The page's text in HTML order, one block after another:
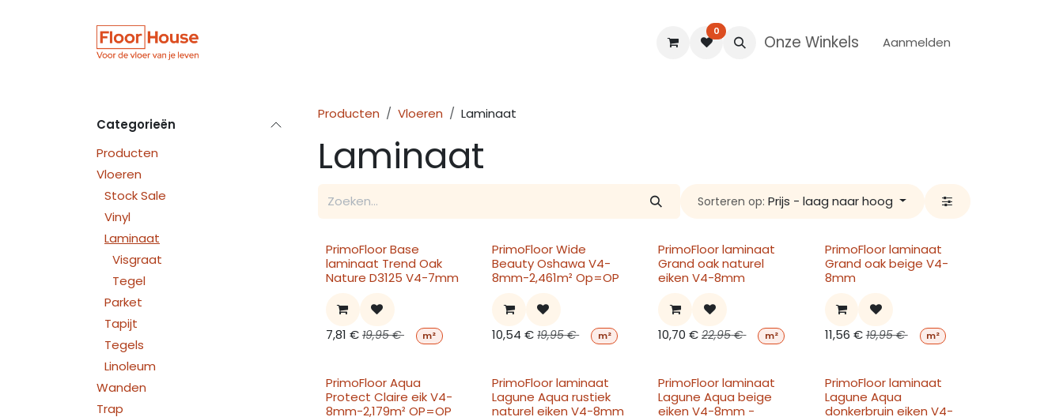
Blogs
0
Onze Winkels Aanmelden
Categorieën
Producten
Vloeren
Stock Sale
Vinyl
Laminaat
Visgraat
Tegel
Parket
Tapijt
Tegels
Linoleum
Wanden
Trap
Producten Vloeren Laminaat
Laminaat
Sorteren op: Prijs - laag naar hoog
PrimoFloor Base
laminaat Trend Oak
Nature D3125 V4-7mm
7,81 € 19,95€ m²
PrimoFloor Wide
Beauty Oshawa V4-
8mm-2,461m² Op=OP
10,54 € 19,95€ m²
PrimoFloor laminaat
Grand oak naturel
eiken V4-8mm
10,70 € 22,95€ m²
PrimoFloor laminaat
Grand oak beige V4-
8mm
11,56 € 19,95€ m²
PrimoFloor Aqua
Protect Claire eik V4-
8mm-2,179m² OP=OP
PrimoFloor laminaat
Lagune Aqua rustiek
naturel eiken V4-8mm
PrimoFloor laminaat
Lagune Aqua beige
eiken V4-8mm -
PrimoFloor laminaat
Lagune Aqua
donkerbruin eiken V4-